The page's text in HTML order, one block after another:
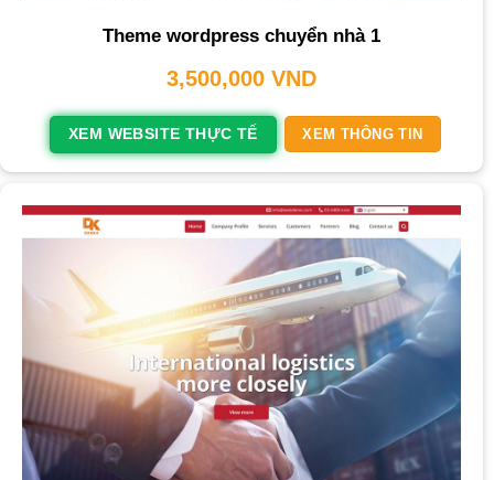
Theme wordpress chuyển nhà 1
3,500,000 VND
XEM WEBSITE THỰC TẾ XEM THÔNG TIN